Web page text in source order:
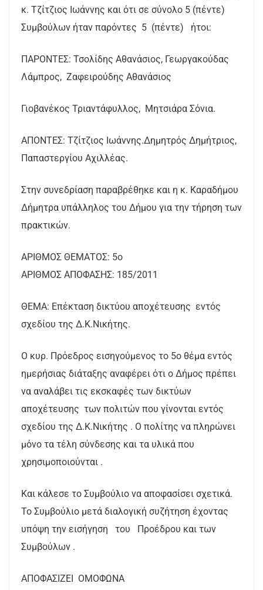
κ. Τζίτζιος Ιωάννης και ότι σε σύνολο 5 (πέντε)
Συμβούλων ήταν παρόντες 5 (πέντε) ήτοι:
ΠΑΡΟΝΤΕΣ: Τσολίδης Αθανάσιος, Γεωργακούδας
Λάμπρος, Ζαφειρούδης Αθανάσιος
Γιοβανέκος Τριαντάφυλλος, Μητσιάρα Σόνια.
ΑΠΟΝΤΕΣ: Τζίτζιος Ιωάννης.Δημητρός Δημήτριος,
Παπαστεργίου Αχιλλέας.
Στην συνεδρίαση παραβρέθηκε και η κ. Καραδήμου
Δήμητρα υπάλληλος του Δήμου για την τήρηση των
πρακτικών.
AΡΙΘΜΟΣ ΘΕΜΑΤΟΣ: 5ο
ΑΡΙΘΜΟΣ ΑΠΟΦΑΣΗΣ: 185/2011
ΘΕΜΑ: Επέκταση δικτύου αποχέτευσης εντός
σχεδίου της Δ.Κ.Νικήτης.
Ο κυρ. Πρόεδρος εισηγούμενος το 5ο θέμα εντός
ημερήσιας διάταξης αναφέρει ότι ο Δήμος πρέπει
να αναλάβει τις εκσκαφές των δικτύων
αποχέτευσης των πολιτών που γίνονται εντός
σχεδίου της Δ.Κ.Νικήτης . Ο πολίτης να πληρώνει
μόνο τα τέλη σύνδεσης και τα υλικά που
χρησιμοποιούνται .
Και κάλεσε το Συμβούλιο να αποφασίσει σχετικά.
Το Συμβούλιο μετά διαλογική συζήτηση έχοντας
υπόψη την εισήγηση του Προέδρου και των
Συμβούλων .
ΑΠΟΦΑΣΙΖΕΙ ΟΜΟΦΩΝΑ